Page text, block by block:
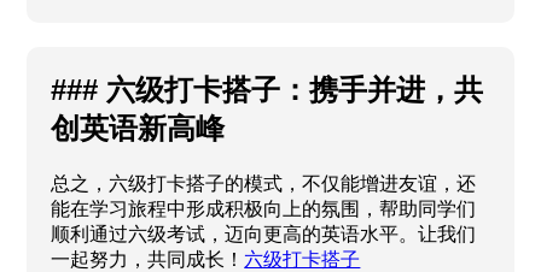
### 六级打卡搭子：携手并进，共
创英语新高峰
总之，六级打卡搭子的模式，不仅能增进友谊，还
能在学习旅程中形成积极向上的氛围，帮助同学们
顺利通过六级考试，迈向更高的英语水平。让我们
一起努力，共同成长！ 六级打卡搭子